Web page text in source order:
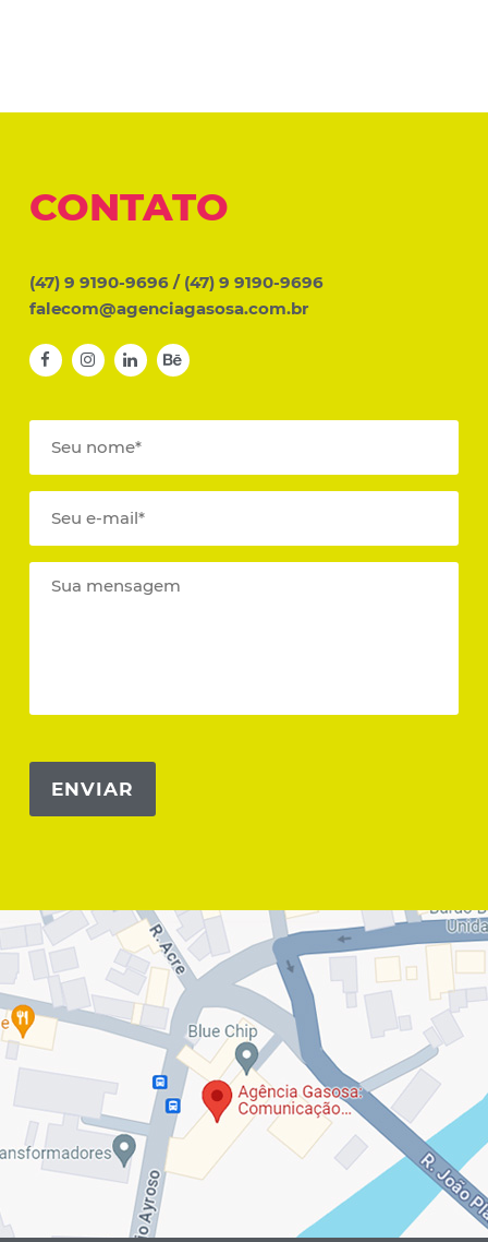
CONTATO
(47) 9 9190-9696/ (47) 9 9190-9696
falecom@agenciagasosa.com.br